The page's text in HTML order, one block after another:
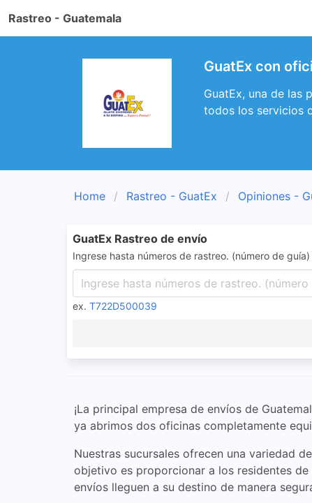
Rastreo - Guatemala
GuatEx con
GuatEx, una de las
todos los servicios
Home Rastreo - GuatEx Opiniones -
GuatEx Rastreo de envío
Ingrese hasta números de rastreo. (número de guía)
ex. T722D500039
¡La principal empresa de envíos de
ya abrimos dos oficinas completamente
Nuestras sucursales ofrecen una variedad
objetivo es proporcionar a los residentes
envíos lleguen a su destino de manera